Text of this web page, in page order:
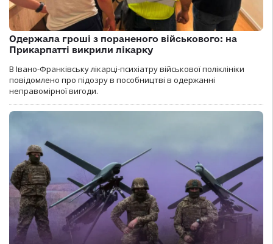
Одержала гроші з пораненого військового: на
Прикарпатті викрили лікарку
В Івано-Франківську лікарці-психіатру військової поліклініки
повідомлено про підозру в пособництві в одержанні
неправомірної вигоди.